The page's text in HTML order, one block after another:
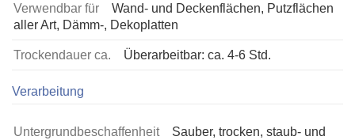
Verwendbar für
Wand- und Deckenflächen, Putzflächen
aller Art, Dämm-, Dekoplatten
Trockendauer ca. Überarbeitbar: ca. 4-6 Std.
Verarbeitung
Untergrundbeschaffenheit
Sauber, trocken, staub- und